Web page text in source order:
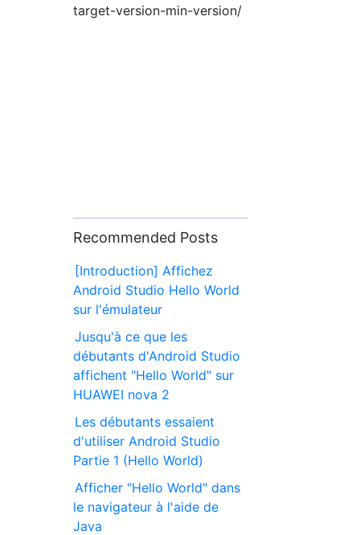
target-version-min-version/
Recommended Posts
[Introduction] Affichez
Android Studio Hello World
sur l'émulateur
Jusqu'à ce que les
débutants d'Android Studio
affichent "Hello World" sur
HUAWEI nova 2
Les débutants essaient
d'utiliser Android Studio
Partie 1 (Hello World)
Afficher "Hello World" dans
le navigateur à l'aide de
Java